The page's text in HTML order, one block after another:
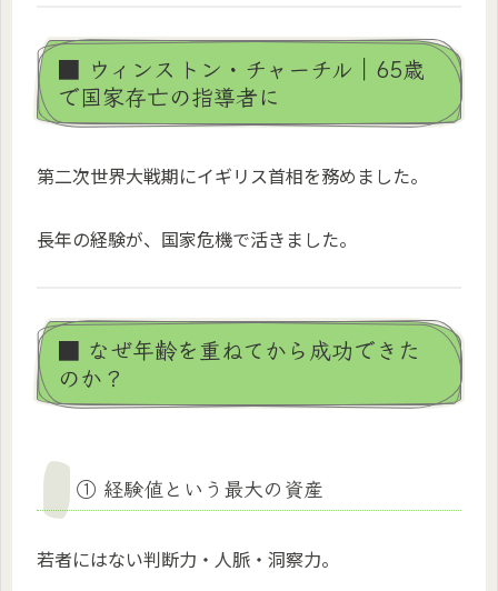
■ ウィンストン・チャーチル｜65歳
で国家存亡の指導者に
第二次世界大戦期にイギリス首相を務めました。
長年の経験が、国家危機で活きました。
■ なぜ年齢を重ねてから成功できた
のか？
① 経験値という最大の資産
若者にはない判断力・人脈・洞察力。